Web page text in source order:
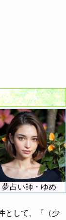
夢占い師・ゆめ
として、『（少